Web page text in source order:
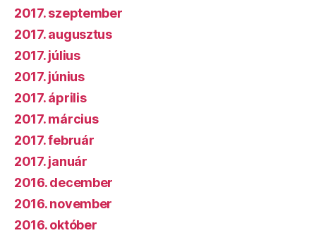
2017. szeptember
2017. augusztus
2017. július
2017. június
2017. április
2017. március
2017. február
2017. január
2016. december
2016. november
2016. október